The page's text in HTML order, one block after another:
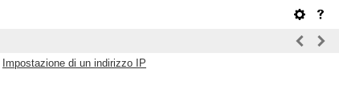
Impostazione di un indirizzo IP